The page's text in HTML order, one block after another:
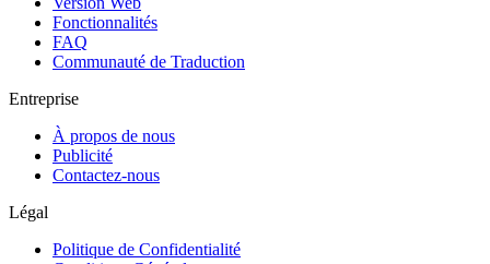
Fonctionnalités
FAQ
Communauté de Traduction
Entreprise
À propos de nous
Publicité
Contactez-nous
Légal
Politique de Confidentialité